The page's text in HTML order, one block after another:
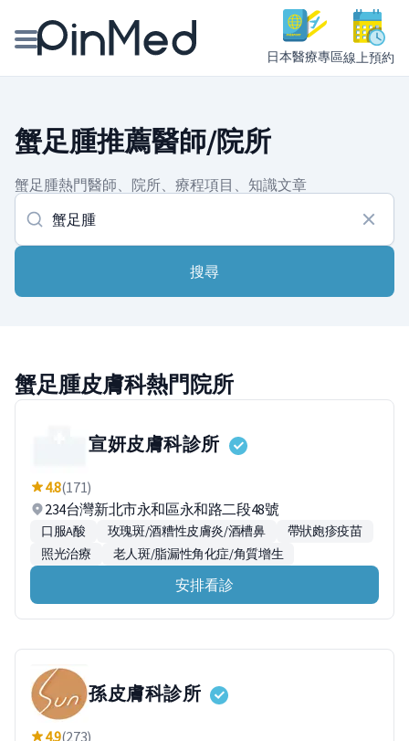
日本醫療專區線上預約
醫師專欄專訪
健康主題館
我是醫療人員
蟹足腫推薦醫師/院所
蟹足腫熱門醫師、院所、療程項目、知識文章
搜尋
蟹足腫皮膚科熱門院所
宣妍皮膚科診所
4.8(171)
234台灣新北市永和區永和路二段48號
口服A酸 玫瑰斑/酒糟性皮膚炎/酒槽鼻
帶狀皰疹疫苗
照光治療
老人斑/脂漏性角化症/角質增生
安排看診
孫皮膚科診所
4.9(273)